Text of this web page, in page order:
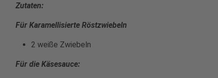
Zutaten:
Für Karamellisierte Röstzwiebeln
2 weiße Zwiebeln
Für die Käsesauce: